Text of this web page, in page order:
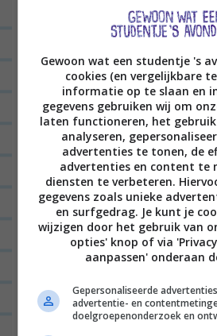
Woensdagavond had ik weer
televisieprogramma waar ik
misschien aan mee ga doen.
súper leuk en we hebben echt
al zeg ik het zelf. Ik was
opmaak van het bord en vind
geslaagd, toch?
Gewoon wat een studentje 's
cookies (en vergelijkbare
informatie op te slaan en
gegevens gebruiken wij om
laten functioneren, het
analyseren,
advertenties te tonen, de
advertenties en content te
diensten te verbeteren.
gegevens zoals unieke
en surfgedrag. Je kunt je
wijzigen door het gebruik van
opties' knop of via
aanpassen' onderaan
Gepersonaliseerde
advertentie- en
doelgroepenonderzoek en